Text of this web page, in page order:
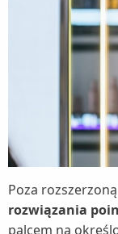
Poza
rozwiązania
palcem na